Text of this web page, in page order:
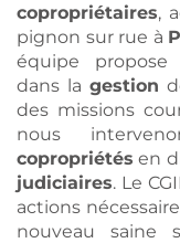
copropriétaires,
pignon sur rue à
équipe
dans lagestion
des missions
nous
copropriétés en
judiciaires. Le
actions
nouveau saine